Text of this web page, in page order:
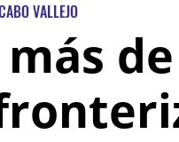
VALLEJO